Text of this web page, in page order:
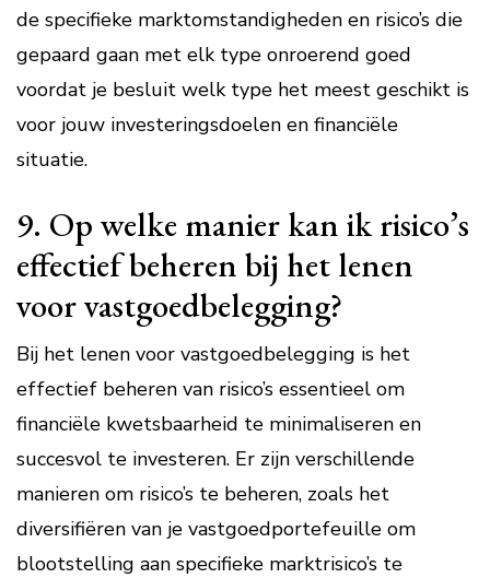
de specifieke marktomstandigheden en risico’s die
gepaard gaan met elk type onroerend goed
voordat je besluit welk type het meest geschikt is
voor jouw investeringsdoelen en financiële
situatie.
9. Op welke manier kan ik risico’s
effectief beheren bij het lenen
voor vastgoedbelegging?
Bij het lenen voor vastgoedbelegging is het
effectief beheren van risico’s essentieel om
financiële kwetsbaarheid te minimaliseren en
succesvol te investeren. Er zijn verschillende
manieren om risico’s te beheren, zoals het
diversifiëren van je vastgoedportefeuille om
blootstelling aan specifieke marktrisico’s te